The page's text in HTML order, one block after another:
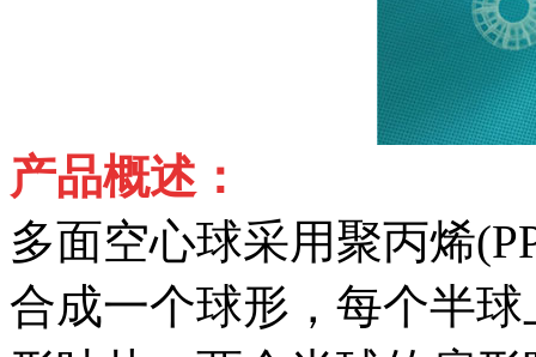
产品概述：
多面空心球采用聚丙烯
合成一个球形，每个半